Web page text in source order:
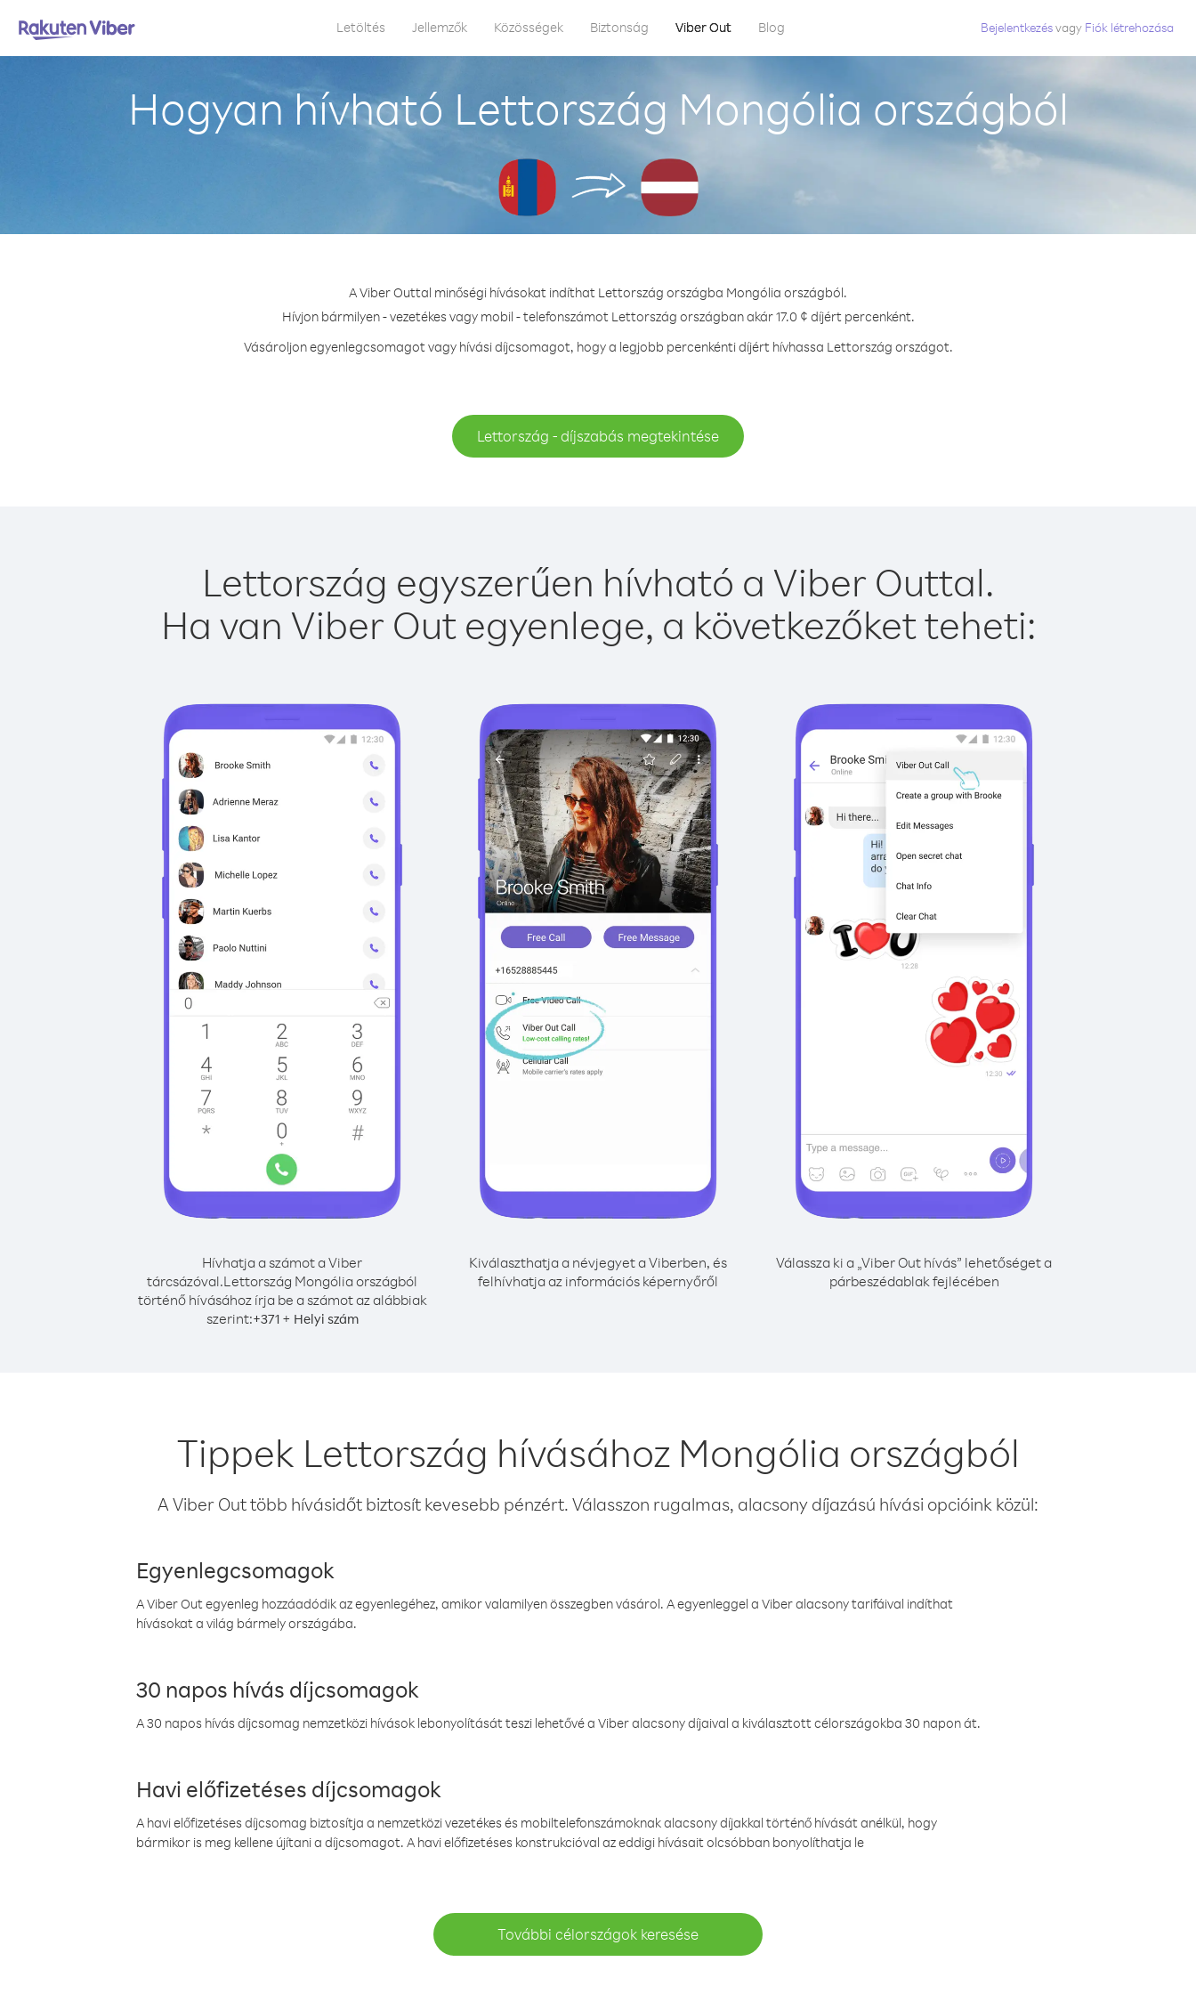
Letöltés Jellemzők Közösségek Biztonság Viber Out Blog Bejelentkezésvagy Fiók létrehozása
Hogyan hívható Lettország Mongólia országból
A Viber Outtal minőségi hívásokat indíthat Lettország országba Mongólia országból.
Hívjon bármilyen - vezetékes vagy mobil - telefonszámot Lettország országban akár 17.0 ¢ díjért percenként.
Vásároljon egyenlegcsomagot vagy hívási díjcsomagot, hogy a legjobb percenkénti díjért hívhassa Lettország országot.
Lettország - díjszabás megtekintése
Lettország egyszerűen hívható a Viber Outtal.
Ha van Viber Out egyenlege, a következőket teheti:
Hívhatja a számot a Viber
tárcsázóval.Lettország Mongólia országból
történő hívásához írja be a számot az alábbiak
szerint:+371+ Helyi szám
Kiválaszthatja a névjegyet a Viberben, és
felhívhatja az információs képernyőről
Válassza ki a „Viber Out hívás” lehetőséget a
párbeszédablak fejlécében
Tippek Lettország hívásához Mongólia országból
A Viber Out több hívásidőt biztosít kevesebb pénzért. Válasszon rugalmas, alacsony díjazású hívási opcióink közül:
Egyenlegcsomagok
A Viber Out egyenleg hozzáadódik az egyenlegéhez, amikor valamilyen összegben vásárol. A egyenleggel a Viber alacsony tarifáival indíthat
hívásokat a világ bármely országába.
30 napos hívás díjcsomagok
A 30 napos hívás díjcsomag nemzetközi hívások lebonyolítását teszi lehetővé a Viber alacsony díjaival a kiválasztott célországokba 30 napon át.
Havi előfizetéses díjcsomagok
A havi előfizetéses díjcsomag biztosítja a nemzetközi vezetékes és mobiltelefonszámoknak alacsony díjakkal történő hívását anélkül, hogy
bármikor is meg kellene újítani a díjcsomagot. A havi előfizetéses konstrukcióval az eddigi hívásait olcsóbban bonyolíthatja le
További célországok keresése